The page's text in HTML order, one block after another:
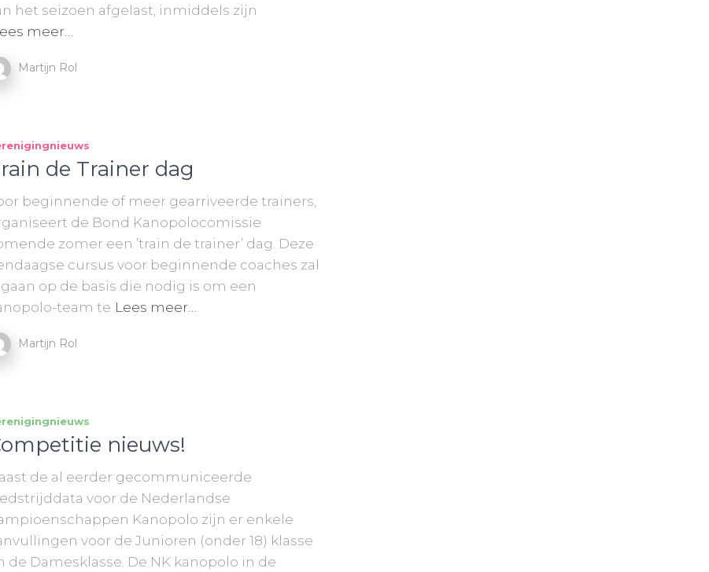
het seizoen afgelast, inmiddels zijn
meer…
Martijn Rol
de Trainer dag
beginnende of meer gearriveerde trainers,
de Bond Kanopolocomissie
zomer een ’train de trainer’ dag. Deze
cursus voor beginnende coaches zal
op de basis die nodig is om een
team te Lees meer…
Martijn Rol
nieuws!
de al eerder gecommuniceerde
voor de Nederlandse
Kanopolo zijn er enkele
voor de Junioren (onder 18) klasse
de Damesklasse. De NK kanopolo in de